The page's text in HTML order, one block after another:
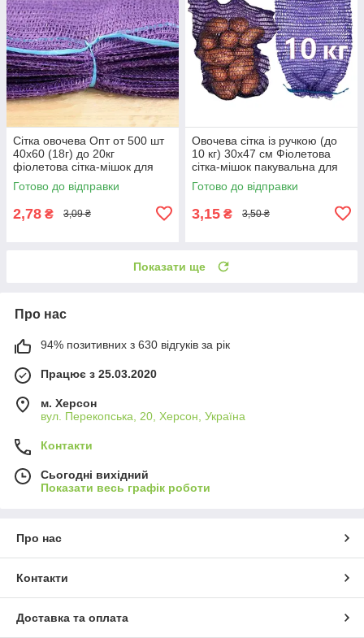
Сітка овочева Опт от 500 шт
40х60 (18г) до 20кг
фіолетова сітка-мішок для
овочів
Готово до відправки
2,78 ₴ 3,09 ₴
Овочева сітка із ручкою (до
10 кг) 30х47 см Фіолетова
сітка-мішок пакувальна для
овочів, мішки овочеві
Готово до відправки
3,15 ₴ 3,50 ₴
Показати ще
Про нас
94% позитивних з 630 відгуків за рік
Працює з 25.03.2020
м. Херсон
вул. Перекопська, 20, Херсон, Україна
Контакти
Сьогодні вихідний
Показати весь графік роботи
Про нас
Контакти
Доставка та оплата